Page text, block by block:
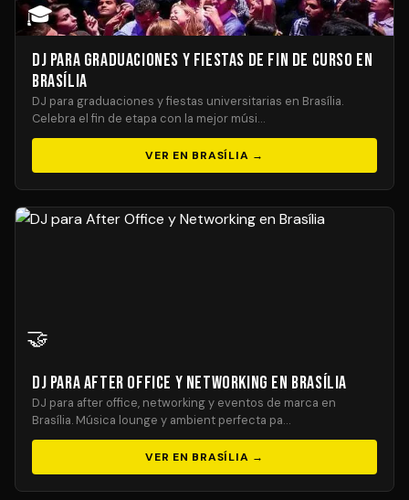
🎓
DJ para Graduaciones y Fiestas de Fin de Curso en
Brasília
DJ para graduaciones y fiestas universitarias en Brasília.
Celebra el fin de etapa con la mejor músi…
VER EN BRASÍLIA →
🤝
DJ para After Office y Networking en Brasília
DJ para after office, networking y eventos de marca en
Brasília. Música lounge y ambient perfecta pa…
VER EN BRASÍLIA →